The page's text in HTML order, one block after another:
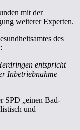
mit der
weiterer Experten.
des
entspricht
Inbetriebnahme
SPD „einen Bad-
und